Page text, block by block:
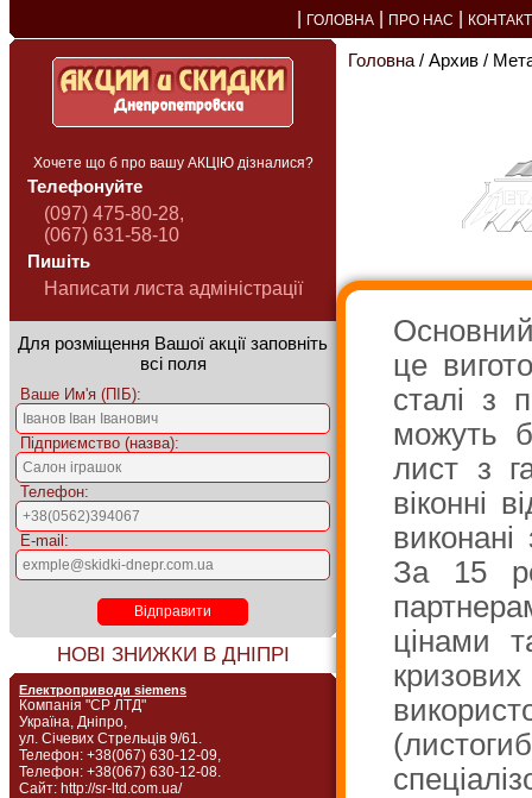
ГОЛОВНА ПРО НАС
Хочете що б про вашу АКЦІЮ дізналися?
Телефонуйте
(097) 475-80-28,
(067) 631-58-10
Пишіть
Написати листа адміністрації
Для розміщення Вашої акції заповніть
всі поля
Ваше Им'я (ПІБ):
Підприємство (назва):
Телефон:
E-mail:
НОВІ ЗНИЖКИ В ДНІПРІ
Електроприводи siemens
Компанія "СР ЛТД"
Україна, Дніпро,
ул. Січевих Стрельців 9/61.
Телефон: +38(067) 630-12-09,
Телефон: +38(067) 630-12-08.
Сайт: http://sr-ltd.com.ua/
Головна / Архив /
це
сталі з
можуть
лист з
віконні
За 15
цінами